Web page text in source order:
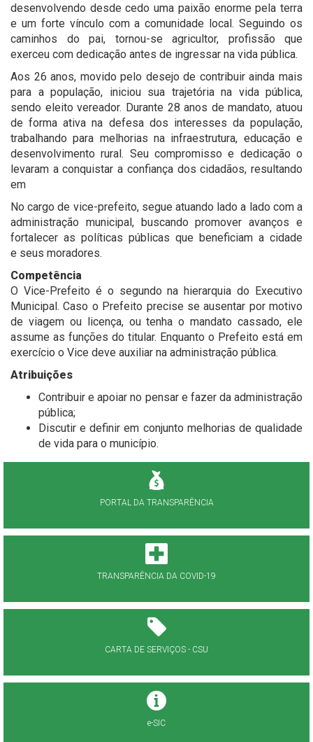
desenvolvendo desde cedo uma paixão enorme pela terra
e um forte vínculo com a comunidade local. Seguindo os
caminhos do pai, tornou-se agricultor, profissão que
exerceu com dedicação antes de ingressar na vida pública.
Aos 26 anos, movido pelo desejo de contribuir ainda mais
para a população, iniciou sua trajetória na vida pública,
sendo eleito vereador. Durante 28 anos de mandato, atuou
de forma ativa na defesa dos interesses da população,
trabalhando para melhorias na infraestrutura, educação e
desenvolvimento rural. Seu compromisso e dedicação o
levaram a conquistar a confiança dos cidadãos, resultando
em
No cargo de vice-prefeito, segue atuando lado a lado com a
administração municipal, buscando promover avanços e
fortalecer as políticas públicas que beneficiam a cidade
e seus moradores.
Competência
O Vice-Prefeito é o segundo na hierarquia do Executivo
Municipal. Caso o Prefeito precise se ausentar por motivo
de viagem ou licença, ou tenha o mandato cassado, ele
assume as funções do titular. Enquanto o Prefeito está em
exercício o Vice deve auxiliar na administração pública.
Atribuições
Contribuir e apoiar no pensar e fazer da administração
pública;
Discutir e definir em conjunto melhorias de qualidade
de vida para o município.
PORTAL DA TRANSPARÊNCIA
TRANSPARÊNCIA DA COVID-19
CARTA DE SERVIÇOS - CSU
e-SIC